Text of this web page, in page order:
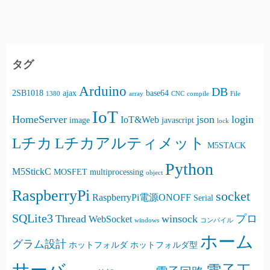
タグ
2SB1018 1380 ajax Arduino array base64 CNC compile DB File
HomeServer image IoT IoT&Web javascript json lock login
Lチカ Lチカアルティメット M5STACK
M5StickC MOSFET multiprocessing object Python
RaspberryPi RaspberryPi電源ONOFF Serial socket
SQLite3 Thread WebSocket windows winsock コンパイル プロ
グラム設計 ホットフォルダ ホットフォルダ型 ホーム